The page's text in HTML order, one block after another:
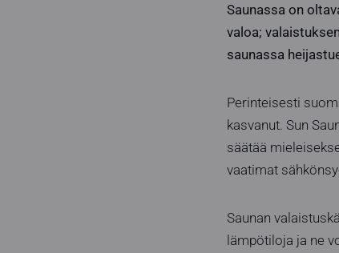
Saunassa on
valoa;
saunassa
Perinteisesti
kasvanut. Sun
säätää
vaatimat
Saunan
lämpötiloja ja ne